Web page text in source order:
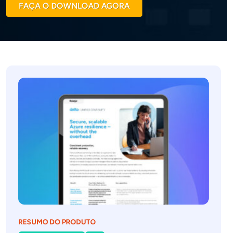
FAÇA O DOWNLOAD AGORA
RESUMO DO PRODUTO